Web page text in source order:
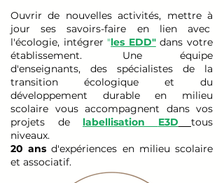
Ouvrir de nouvelles activités, mettre à
jour ses savoirs-faire en lien avec
l'écologie, intégrer "les EDD"dans votre
établissement.
Une équipe
d'enseignants, des spécialistes de la
transition écologique et du
développement durable en milieu
scolaire vous accompagnent dans vos
projets de labellisation E3D
tous
niveaux.
20 ans d'expériences en milieu scolaire
et associatif.